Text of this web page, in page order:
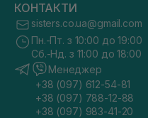
КОНТАКТИ
sisters.co.ua@gmail.com
Пн.-Пт. з 10:00 до 19:00
Сб.-Нд. з 11:00 до 18:00
Менеджер
+38 (097) 612-54-81
+38 (097) 788-12-88
+38 (097) 983-41-20